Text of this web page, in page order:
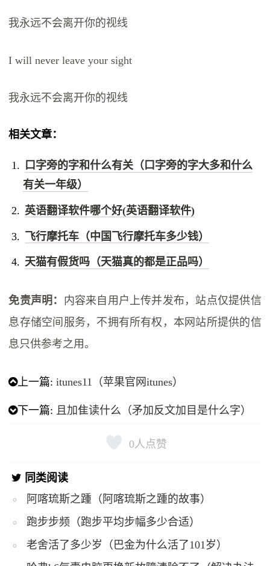
我永远不会离开你的视线
I will never leave your sight
我永远不会离开你的视线
相关文章：
口字旁的字和什么有关（口字旁的字大多和什么
有关一年级）
英语翻译软件哪个好(英语翻译软件)
飞行摩托车（中国飞行摩托车多少钱）
天猫有假货吗（天猫真的都是正品吗）
免责声明： 内容来自用户上传并发布，站点仅提供信
息存储空间服务，不拥有所有权，本网站所提供的信
息只供参考之用。
上一篇:itunes11（苹果官网itunes）
下一篇: 且加隹读什么（矛加反文加目是什么字）
0 人点赞
同类阅读
阿喀琉斯之踵（阿喀琉斯之踵的故事）
跑步步频（跑步平均步幅多少合适）
老舍活了多少岁（巴金为什么活了101岁）